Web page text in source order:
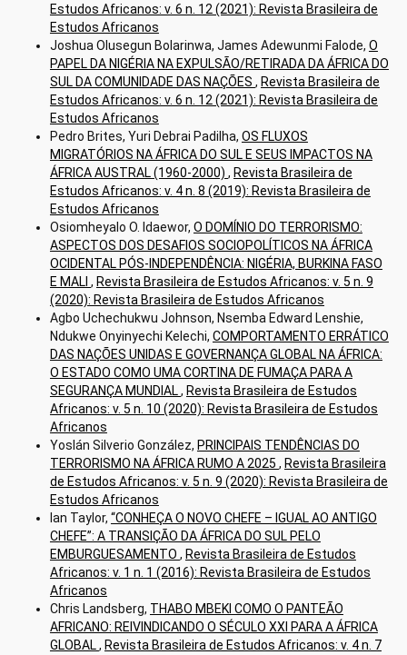
Estudos Africanos: v. 6 n. 12 (2021): Revista Brasileira de
Estudos Africanos
Joshua Olusegun Bolarinwa, James Adewunmi Falode, O
PAPEL DA NIGÉRIA NA EXPULSÃO/RETIRADA DA ÁFRICA DO
SUL DA COMUNIDADE DAS NAÇÕES , Revista Brasileira de
Estudos Africanos: v. 6 n. 12 (2021): Revista Brasileira de
Estudos Africanos
Pedro Brites, Yuri Debrai Padilha, OS FLUXOS
MIGRATÓRIOS NA ÁFRICA DO SUL E SEUS IMPACTOS NA
ÁFRICA AUSTRAL (1960-2000) , Revista Brasileira de
Estudos Africanos: v. 4 n. 8 (2019): Revista Brasileira de
Estudos Africanos
Osiomheyalo O. Idaewor, O DOMÍNIO DO TERRORISMO:
ASPECTOS DOS DESAFIOS SOCIOPOLÍTICOS NA ÁFRICA
OCIDENTAL PÓS-INDEPENDÊNCIA: NIGÉRIA, BURKINA FASO
E MALI , Revista Brasileira de Estudos Africanos: v. 5 n. 9
(2020): Revista Brasileira de Estudos Africanos
Agbo Uchechukwu Johnson, Nsemba Edward Lenshie,
Ndukwe Onyinyechi Kelechi, COMPORTAMENTO ERRÁTICO
DAS NAÇÕES UNIDAS E GOVERNANÇA GLOBAL NA ÁFRICA:
O ESTADO COMO UMA CORTINA DE FUMAÇA PARA A
SEGURANÇA MUNDIAL, Revista Brasileira de Estudos
Africanos: v. 5 n. 10 (2020): Revista Brasileira de Estudos
Africanos
Yoslán Silverio González, PRINCIPAIS TENDÊNCIAS DO
TERRORISMO NA ÁFRICA RUMO A 2025 , Revista Brasileira
de Estudos Africanos: v. 5 n. 9 (2020): Revista Brasileira de
Estudos Africanos
Ian Taylor, “CONHEÇA O NOVO CHEFE – IGUAL AO ANTIGO
CHEFE”: A TRANSIÇÃO DA ÁFRICA DO SUL PELO
EMBURGUESAMENTO , Revista Brasileira de Estudos
Africanos: v. 1 n. 1 (2016): Revista Brasileira de Estudos
Africanos
Chris Landsberg, THABO MBEKI COMO O PANTEÃO
AFRICANO: REIVINDICANDO O SÉCULO XXI PARA A ÁFRICA
GLOBAL, Revista Brasileira de Estudos Africanos: v. 4 n. 7